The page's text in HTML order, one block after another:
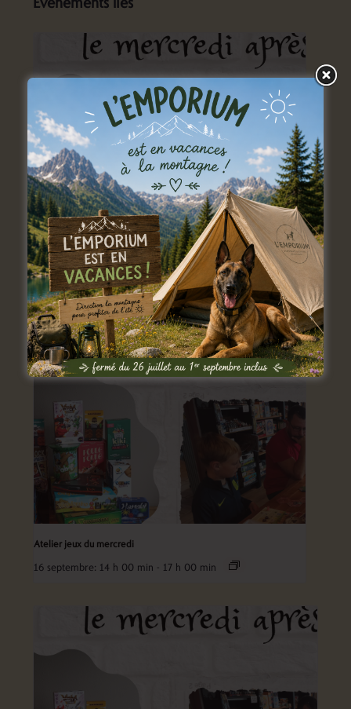
Atelier jeux du mercredi
9 septembre: 14 h 00 min - 17 h 00 min
Atelier jeux du mercredi
16 septembre: 14 h 00 min 17 h 00 min